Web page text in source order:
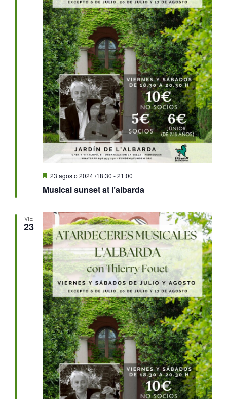
Musical sunset at l’albarda
Destacado
23 agosto 2024 /18:30 -21:00
VIE
23